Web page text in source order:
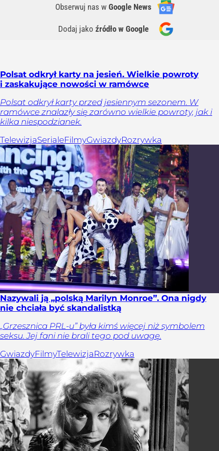
Obserwuj nas w Google News
Dodaj jako źródło w Google
Polsat odkrył karty na jesień. Wielkie powroty
i zaskakujące nowości w ramówce
Polsat odkrył karty przed jesiennym sezonem. W
ramówce znalazły się zarówno wielkie powroty, jak i
kilka niespodzianek.
TelewizjaSerialeFilmyGwiazdyRozrywka
Nazywali ją „polską Marilyn Monroe”. Ona nigdy
nie chciała być skandalistką
„Grzesznica PRL-u” była kimś więcej niż symbolem
seksu. Jej fani nie brali tego pod uwagę.
GwiazdyFilmyTelewizjaRozrywka